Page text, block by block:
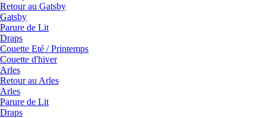
Retour au Gatsby
Gatsby
Parure de Lit
Draps
Couette Eté / Printemps
Couette d'hiver
Arles
Retour au Arles
Arles
Parure de Lit
Draps